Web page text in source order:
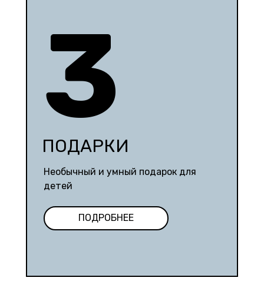
3
ПОДАРКИ
Необычный и умный подарок для
детей
ПОДРОБНЕЕ